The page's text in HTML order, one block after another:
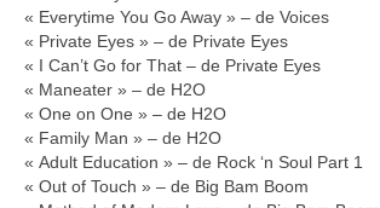
« Everytime You Go Away » – de Voices
« Private Eyes » – de Private Eyes
« I Can’t Go for That – de Private Eyes
« Maneater » – de H2O
« One on One » – de H2O
« Family Man » – de H2O
« Adult Education » – de Rock ‘n Soul Part 1
« Out of Touch » – de Big Bam Boom